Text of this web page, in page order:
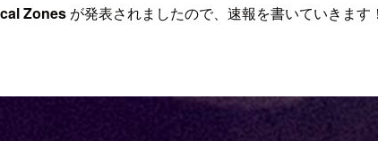
Zones が発表されましたので、速報を書いていきます